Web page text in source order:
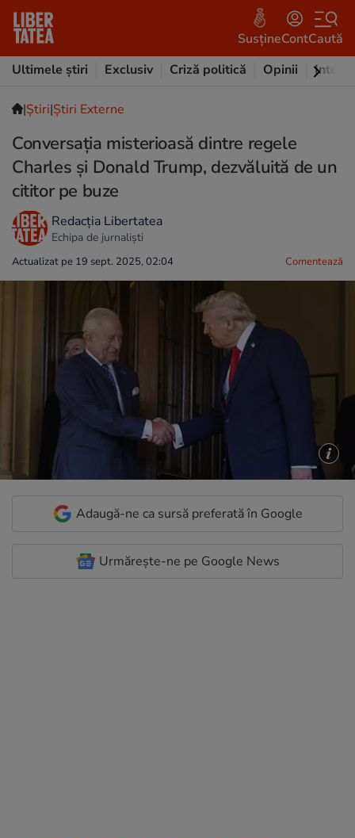
SusțineContCaută
Ultimele știri
Exclusiv Criză politică Opinii
|Ştiri|Știri Externe
Conversația misterioasă dintre regele
Charles și Donald Trump, dezvăluită de un
cititor pe buze
Redacția Libertatea
Echipa de jurnaliști
Actualizat pe 19 sept. 2025, 02:04 Comentează
Adaugă-ne ca sursă preferată în Google
Urmărește-ne pe Google News